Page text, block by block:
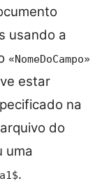
usando a
«NomeDoCampo»
estar
na
do
uma
.